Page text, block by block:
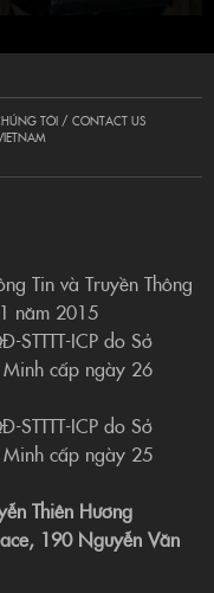
TÔI / CONTACT US
Tin và Truyền Thông
năm 2015
ICP do Sở
Minh cấp ngày 26
ICP do Sở
Minh cấp ngày 25
Thiên Hương
190 Nguyễn Văn